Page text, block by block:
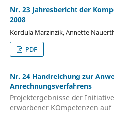
Nr. 23 Jahresbericht der
2008
Kordula Marzinzik, Annette
PDF
Nr. 24 Handreichung zur
Anrechnungsverfahrens
Projektergebnisse der
erworbener KOmpetenzen